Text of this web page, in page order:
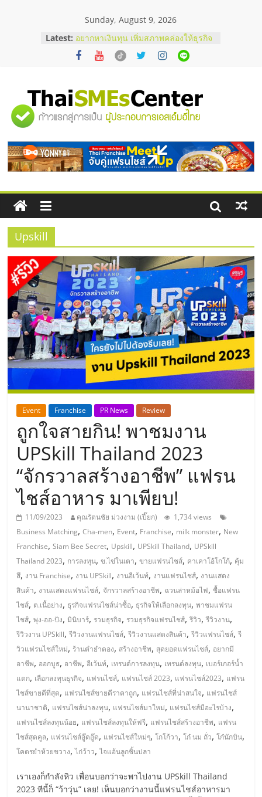
Sunday, August 9, 2026
Latest: อยากหาเงินทุน เพิ่มสภาพคล่องให้ธุรกิจ
เริ่มยังไงให้ผ่านฉลุย
สัมมนาออนไลน์ โอกาสบริหารสถานี
ThaiFranchise Meet Up จับคู่แฟรน
ไชส์ ครั้งที่ 8
ร้านเครื่องเสียงคุณภาพสูง พร้อม
บริษัท Cybersecurity ในไทยที่ไหนดี?
วิธีเลือกผู้ให้บริการให้คุ้มค่าและตอบ
โจทย์ธุรกิจ
"ศูนย์
รวม
ข้อมูล
ธุรกิจ
SME
แห่ง
ประเทศไทย,
ThaiSMEsCenter,
รวม
ธุรกิจ
เอ
ส
เอ็
มอี
ไทย,
SMEs,
แฟ
รน
ไชส์,
ที่
ปรึกษา
Upskill
Event Franchise PR News Review
ถูกใจสายกิน! พาชมงาน
UPSkill Thailand 2023
“จักรวาลสร้างอาชีพ” แฟรน
ไชส์อาหาร มาเพียบ!
11/09/2023 คุณรัตนชัย ม่วงงาม (เปี๊ยก)
1,734 views
Business Matching,Cha-men, Event, Franchise, milk monster, New
Franchise,Siam Bee Secret, Upskill, UPSkill Thailand, UPSkill
Thailand 2023, การลงทุน,ข.ไข่ในเตา,ขายแฟรนไชส์, คาเคาโอ้โกโก้, คุ้ม
สึ, งาน Franchise, งาน UPSkill, งานอีเว้นท์, งานแฟรนไชส์, งานแสดง
สินค้า, งานแสดงแฟรนไชส์, จักรวาลสร้างอาชีพ, ฉวนล่าหม้อไฟ,ซื้อแฟรน
ไชส์, ต.เนื้อย่าง, ธุรกิจแฟรนไชส์น่าซื้อ, ธุรกิจให้เลือกลงทุน,พาชมแฟรน
ไชส์,พุง-ออ-ปัง,มินิบาร์, รวมธุรกิจ, รวมธุรกิจแฟรนไชส์,รีวิว,รีวิวงาน,
รีวิวงาน UPSkill,รีวิวงานแฟรนไชส์,รีวิวงานแสดงสินค้า,รีวิวแฟรนไชส์,รี
วิวแฟรนไชส์ใหม่, ร้านตำยำดอง, สร้างอาชีพ, สุดยอดแฟรนไชส์, อยากมี
อาชีพ, ออกบูธ, อาชีพ,อีเว้นท์, เทรนด์การลงทุน, เทรนด์ลงทุน, เบอร์เกอร์น้ำ
แตก, เลือกลงทุนธุรกิจ, แฟรนไชส์, แฟรนไชส์ 2023, แฟรนไชส์2023, แฟรน
ไชส์ขายดีที่สุด, แฟรนไชส์ขายดีราคาถูก, แฟรนไชส์ที่น่าสนใจ, แฟรนไชส์
นานาชาติ, แฟรนไชส์น่าลงทุน, แฟรนไชส์มาใหม่, แฟรนไชส์มีอะไรบ้าง,
แฟรนไชส์ลงทุนน้อย, แฟรนไชส์ลงทุนให้ฟรี, แฟรนไชส์สร้างอาชีพ, แฟรน
ไชส์สุดคูล, แฟรนไชส์อู๊ดอู๊ด, แฟรนไชส์ใหม่ๆ,โกโก้วา,โก๋ นม ถั่ว,โก๋นักบิน,
โคตรยำห้วยขวาง,ไก่ว้าว,ไจแอ้นลูกชิ้นปลา
เราเองก็กำลังหิว เพื่อนบอกว่าจะพาไปงาน UPSkill Thailand
2023 ทีนี้ก็ “ว้าวุ่น” เลย! เห็นบอกว่างานนี้แฟรนไชส์อาหารมา